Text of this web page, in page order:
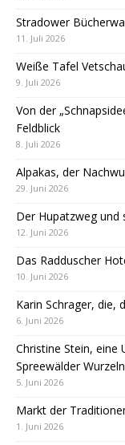
Stradower
11. Juli 2026
Weiße Tafel
9. Juli 2026
Von der
Feldblick
8. Juli 2026
Alpakas, der
29. Juni 2026
Der Hupatzweg und
12. Juni 2026
Das Radduscher
10. Juni 2026
Karin Schrager, die,
6. Juni 2026
Christine Stein, eine
Spreewälder Wurzeln
5. Juni 2026
Markt der
1. Juni 2026